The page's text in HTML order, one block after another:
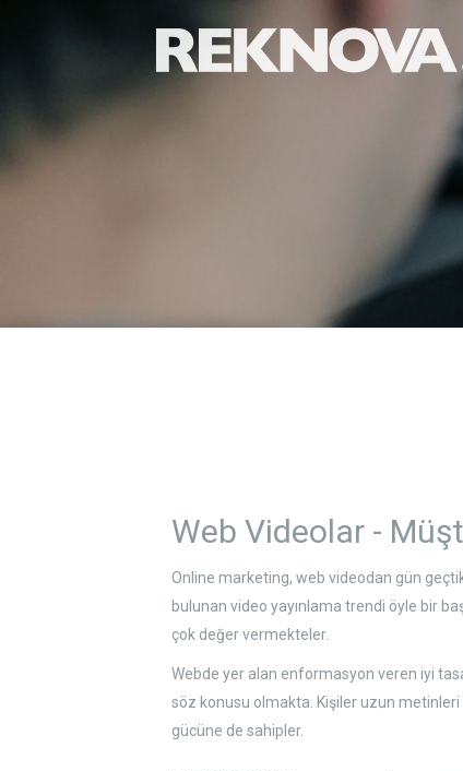
Web Videolar -
Online marketing, web videodan gün
bulunan video yayınlama trendi öyle bir
çok değer vermekteler.
Webde yer alan enformasyon veren iyi
söz konusu olmakta. Kişiler uzun
gücüne de sahipler.